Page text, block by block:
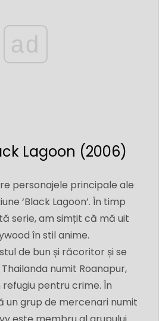
ad
Lagoon (2006)
personajele principale ale
‘Black Lagoon’. În timp
serie, am simțit că mă uit
în stil anime.
de bun și răcoritor și se
numit Roanapur,
pentru crime. În
un grup de mercenari numit